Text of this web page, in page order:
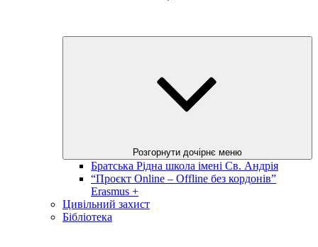
Розгорнути дочірнє меню
Братська Рідна школа імені Св. Андрія
“Проєкт Online – Offline без кордонів”
Erasmus +
Цивільний захист
Бібліотека